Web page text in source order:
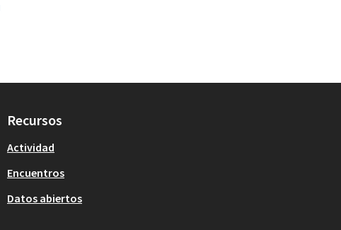
Recursos
Actividad
Encuentros
Datos abiertos